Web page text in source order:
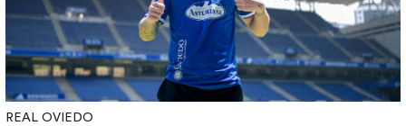
REAL OVIEDO